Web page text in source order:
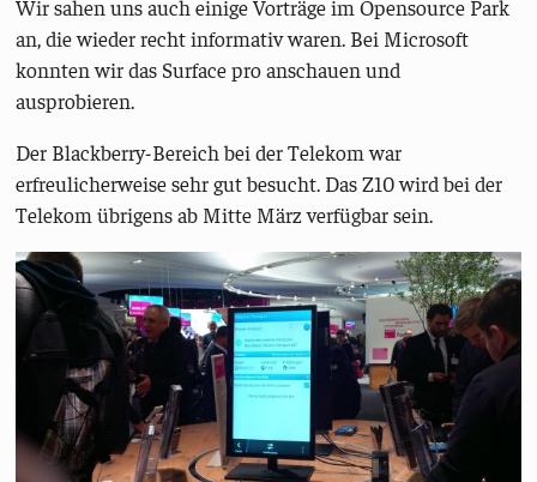
Wir sahen uns auch einige Vorträge im Opensource Park
an, die wieder recht informativ waren. Bei Microsoft
konnten wir das Surface pro anschauen und
ausprobieren.
Der Blackberry-Bereich bei der Telekom war
erfreulicherweise sehr gut besucht. Das Z10 wird bei der
Telekom übrigens ab Mitte März verfügbar sein.